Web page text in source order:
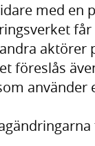
med
aktörer
föreslås